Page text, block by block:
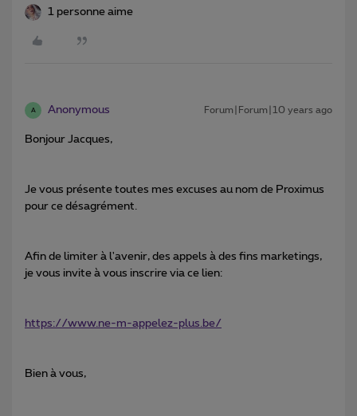
1 personne aime
A Anonymous Forum|Forum|10 years ago
Bonjour Jacques,
Je vous présente toutes mes excuses au nom de Proximus
pour ce désagrément.
Afin de limiter à l'avenir, des appels à des fins marketings,
je vous invite à vous inscrire via ce lien:
https://www.ne-m-appelez-plus.be/
Bien à vous,